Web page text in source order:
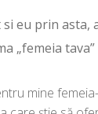
eu prin asta,
„femeia tava”
mine